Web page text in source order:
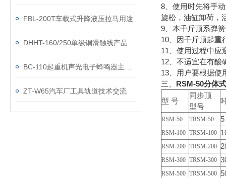
FBL-200T车载式升降液压拉马用途
ZT-W65汽车厂工具轨道技术交流
8、使用时先将手
旋松，油缸卸荷，
9、本千斤顶系弹
10、因千斤顶起重
11、使用过程中
12、不适宜在有酸
13、用户要根据使
三、 RSM-50分体
型 号
同步顶
型号
RSM-50 TRSM-50 5
RSM-100 TRSM-100
RSM-200 TRSM-200
RSM-300 TRSM-300
RSM-500 TRSM-500